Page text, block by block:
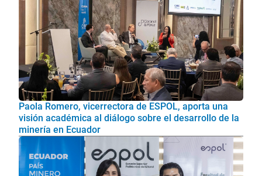
Paola Romero, vicerrectora de ESPOL, aporta una
visión académica al diálogo sobre el desarrollo de la
minería en Ecuador